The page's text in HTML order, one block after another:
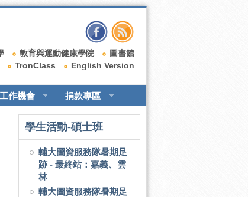
教育與運動健康學院
圖書館
TronClass
English Version
工作機會 捐款專區
學生活動-碩士班
輔大圖資服務隊暑期足
跡 - 最終站：嘉義、雲
林
輔大圖資服務隊暑期足